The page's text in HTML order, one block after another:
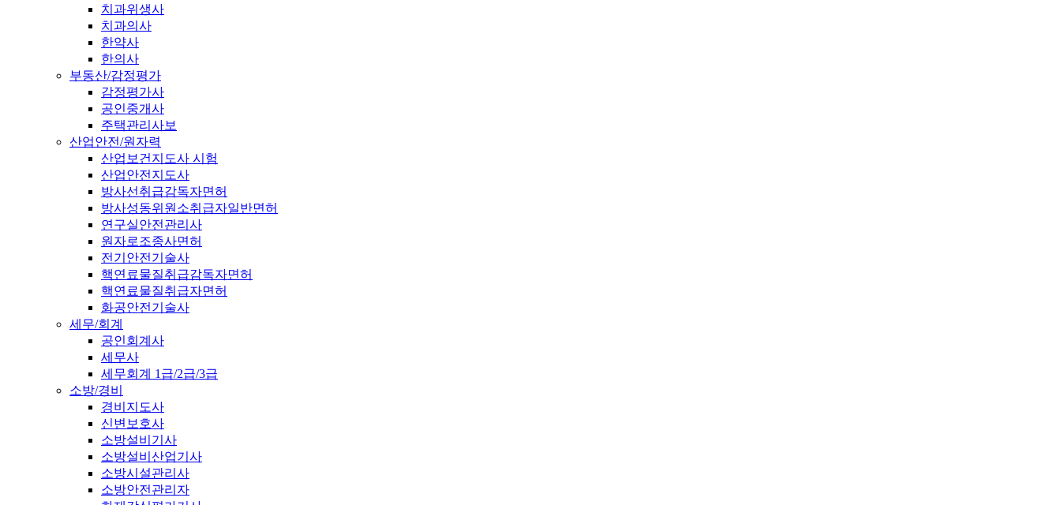
치과위생사
치과의사
한약사
한의사
부동산/감정평가
감정평가사
공인중개사
주택관리사보
산업안전/원자력
산업보건지도사 시험
산업안전지도사
방사선취급감독자면허
방사성동위원소취급자일반면허
연구실안전관리사
원자로조종사면허
전기안전기술사
핵연료물질취급감독자면허
핵연료물질취급자면허
화공안전기술사
세무/회계
공인회계사
세무사
세무회계 1급/2급/3급
소방/경비
경비지도사
신변보호사
소방설비기사
소방설비산업기사
소방시설관리사
소방안전관리자